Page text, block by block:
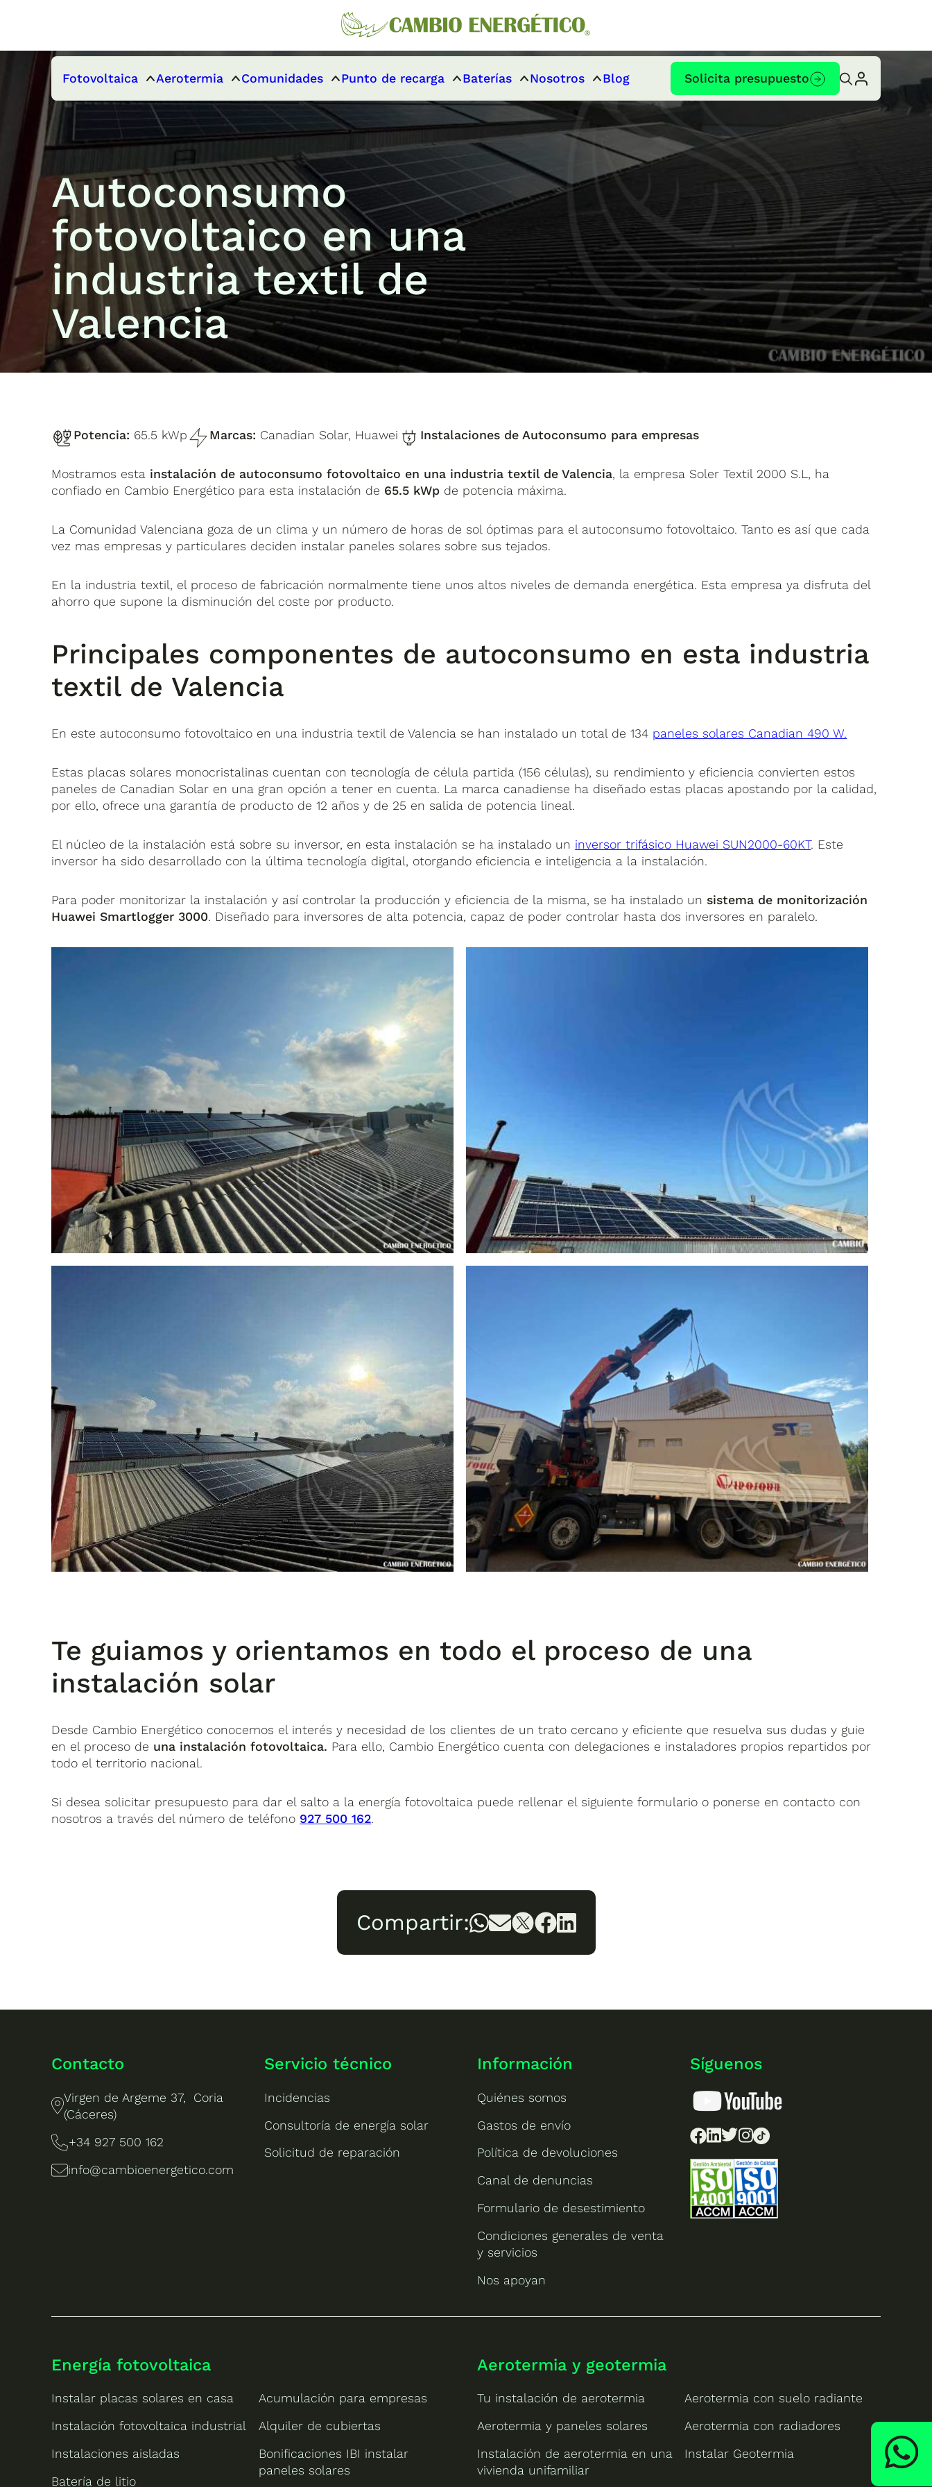
Fotovoltaica Aerotermia Comunidades Punto de recarga Baterías Nosotros Blog Solicita presupuesto
Autoconsumo
fotovoltaico en una
industria textil de
Valencia
Potencia: 65.5 kWp Marcas: Canadian Solar, Huawei Instalaciones de Autoconsumo para empresas
Mostramos esta instalación de autoconsumo fotovoltaico en una industria textil de Valencia, la empresa Soler Textil 2000 S.L, ha
confiado en Cambio Energético para esta instalación de 65.5 kWp de potencia máxima.
La Comunidad Valenciana goza de un clima y un número de horas de sol óptimas para el autoconsumo fotovoltaico. Tanto es así que cada
vez mas empresas y particulares deciden instalar paneles solares sobre sus tejados.
En la industria textil, el proceso de fabricación normalmente tiene unos altos niveles de demanda energética. Esta empresa ya disfruta del
ahorro que supone la disminución del coste por producto.
Principales componentes de autoconsumo en esta industria
textil de Valencia
En este autoconsumo fotovoltaico en una industria textil de Valencia se han instalado un total de 134 paneles solares Canadian 490 W.
Estas placas solares monocristalinas cuentan con tecnología de célula partida (156 células), su rendimiento y eficiencia convierten estos
paneles de Canadian Solar en una gran opción a tener en cuenta. La marca canadiense ha diseñado estas placas apostando por la calidad,
por ello, ofrece una garantía de producto de 12 años y de 25 en salida de potencia lineal.
El núcleo de la instalación está sobre su inversor, en esta instalación se ha instalado un inversor trifásico Huawei SUN2000-60KT. Este
inversor ha sido desarrollado con la última tecnología digital, otorgando eficiencia e inteligencia a la instalación.
Para poder monitorizar la instalación y así controlar la producción y eficiencia de la misma, se ha instalado unsistema de monitorización
Huawei Smartlogger 3000. Diseñado para inversores de alta potencia, capaz de poder controlar hasta dos inversores en paralelo.
Te guiamos y orientamos en todo el proceso de una
instalación solar
Desde Cambio Energético conocemos el interés y necesidad de los clientes de un trato cercano y eficiente que resuelva sus dudas y guie
en el proceso de una instalación fotovoltaica. Para ello, Cambio Energético cuenta con delegaciones e instaladores propios repartidos por
todo el territorio nacional.
Si desea solicitar presupuesto para dar el salto a la energía fotovoltaica puede rellenar el siguiente formulario o ponerse en contacto con
nosotros a través del número de teléfono 927 500 162.
Compartir:
Contacto
Virgen de Argeme 37, Coria
(Cáceres)
+34 927 500 162
info@cambioenergetico.com
Servicio técnico
Incidencias
Consultoría de energía solar
Solicitud de reparación
Información
Quiénes somos
Gastos de envío
Política de devoluciones
Canal de denuncias
Formulario de desestimiento
Condiciones generales de venta
y servicios
Nos apoyan
Síguenos
Energía fotovoltaica
Instalar placas solares en casa
Instalación fotovoltaica industrial
Instalaciones aisladas
Batería de litio
Acumulación para empresas
Alquiler de cubiertas
Bonificaciones IBI instalar
paneles solares
Aerotermia y geotermia
Tu instalación de aerotermia
Aerotermia y paneles solares
Instalación de aerotermia en una
vivienda unifamiliar
Aerotermia con suelo radiante
Aerotermia con radiadores
Instalar Geotermia